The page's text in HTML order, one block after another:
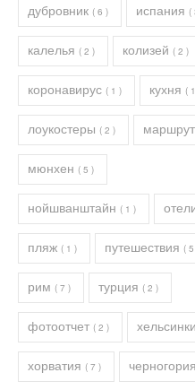
дубровник ( 6 ) испания (
калелья ( 2 ) колизей ( 2 )
коронавирус ( 1 ) кухня (
лоукостеры ( 2 ) маршрут
мюнхен ( 5 )
нойшванштайн ( 1 )
пляж ( 1 ) путешествия (
рим ( 7 ) турция ( 2 )
фотоотчет ( 2 ) хельсинки
хорватия ( 7 ) черногория